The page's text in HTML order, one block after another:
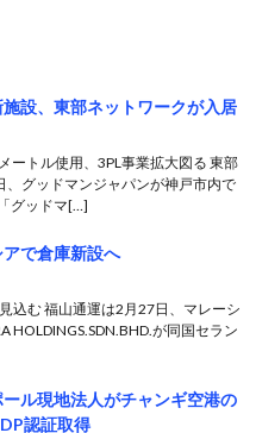
設、東部ネットワークが入居
ートル使用、3PL事業拡大図る 東部
、グッドマンジャパンが神戸市内で
グッドマ[…]
で倉庫新設へ
込む 福山通運は2月27日、マレーシ
HOLDINGS.SDN.BHD.が同国セラン
ル現地法人がチャンギ空港の
認証取得